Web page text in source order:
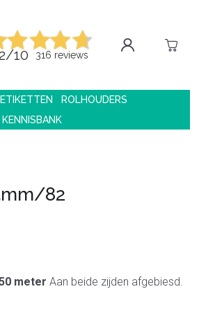
10 316 reviews
ETIKETTEN
ROLHOUDERS
KENNISBANK
82
meter Aan beide zijden afgebiesd.